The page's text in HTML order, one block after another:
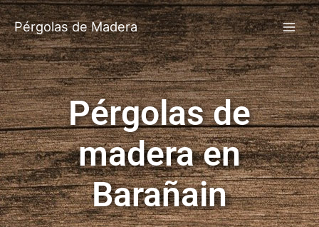
Pérgolas de Madera
Pérgolas de
madera en
Barañain